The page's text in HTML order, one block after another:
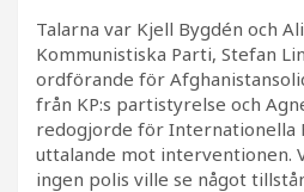
Talarna var Kjell Bygdén och
Kommunistiska Parti, Stefan
ordförande för
från KP:s partistyrelse och
redogjorde för Internationella
uttalande mot interventionen.
ingen polis ville se något